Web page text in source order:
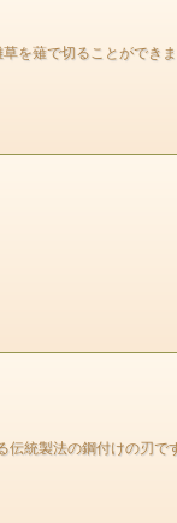
薙で切ることができ
統製法の鋼付けの刃